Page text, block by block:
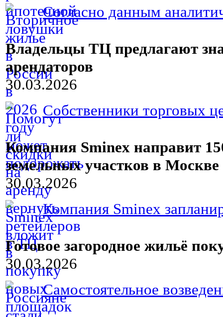
Согласно данным
Владельцы ТЦ предлагают
арендаторов
30.03.2026
Собственники торговых
Компания Sminex направит
земельных участков в Москве
30.03.2026
Компания Sminex
Готовое загородное жильё
30.03.2026
Самостоятельное